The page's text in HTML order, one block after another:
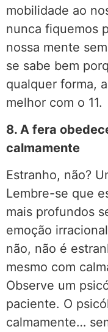
mobilidade ao
nunca fiquemos
nossa mente
se sabe bem
qualquer forma,
melhor com o 11.
8. A fera
calmamente
Estranho, não?
Lembre-se que
mais profundos
emoção
não, não é
mesmo com
Observe um
paciente. O
calmamente…